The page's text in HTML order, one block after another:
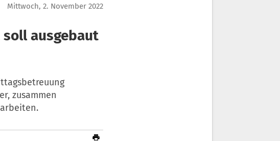
Mittwoch, 2. November 2022
ausgebaut
zusammen